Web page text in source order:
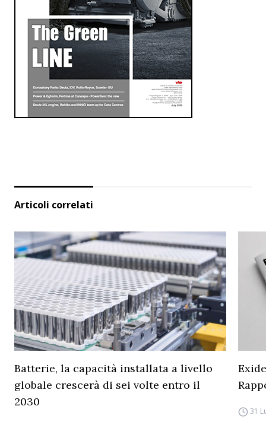
Articoli correlati
Batterie, la capacità installata a livello
globale crescerà di sei volte entro il
2030
31